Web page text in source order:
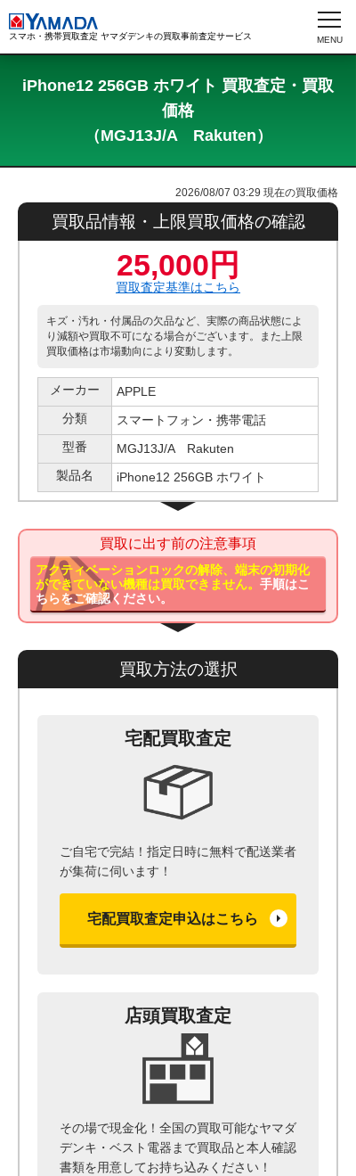
スマホ・携帯買取査定 ヤマダデンキの買取事前査定サービス
iPhone12 256GB ホワイト 買取査定・買取
価格
（MGJ13J/A Rakuten）
2026/08/07 03:29 現在の買取価格
買取品情報・上限買取価格の確認
25,000円
買取査定基準はこちら
キズ・汚れ・付属品の欠品など、実際の商品状態によ
り減額や買取不可になる場合がございます。また上限
買取価格は市場動向により変動します。
メーカー
APPLE
分類
スマートフォン・携帯電話
型番
MGJ13J/A Rakuten
製品名
iPhone12 256GB ホワイト
買取に出す前の注意事項
アクティベーションロックの解除、端末の初期化
ができていない機種は買取できません。手順はこ
ちらをご確認ください。
買取方法の選択
宅配買取査定
ご自宅で完結！指定日時に無料で配送業者
が集荷に伺います！
宅配買取査定申込はこちら
店頭買取査定
その場で現金化！全国の買取可能なヤマダ
デンキ・ベスト電器まで買取品と本人確認
書類を用意してお持ち込みください！